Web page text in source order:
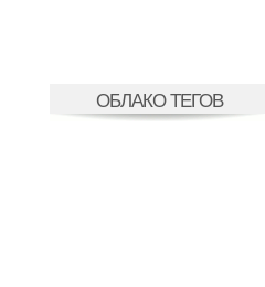
ОБЛАКО ТЕГОВ